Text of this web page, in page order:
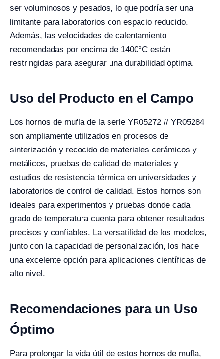
ser voluminosos y pesados, lo que podría ser una
limitante para laboratorios con espacio reducido.
Además, las velocidades de calentamiento
recomendadas por encima de 1400°C están
restringidas para asegurar una durabilidad óptima.
Uso del Producto en el Campo
Los hornos de mufla de la serie YR05272 // YR05284
son ampliamente utilizados en procesos de
sinterización y recocido de materiales cerámicos y
metálicos, pruebas de calidad de materiales y
estudios de resistencia térmica en universidades y
laboratorios de control de calidad. Estos hornos son
ideales para experimentos y pruebas donde cada
grado de temperatura cuenta para obtener resultados
precisos y confiables. La versatilidad de los modelos,
junto con la capacidad de personalización, los hace
una excelente opción para aplicaciones científicas de
alto nivel.
Recomendaciones para un Uso
Óptimo
Para prolongar la vida útil de estos hornos de mufla,